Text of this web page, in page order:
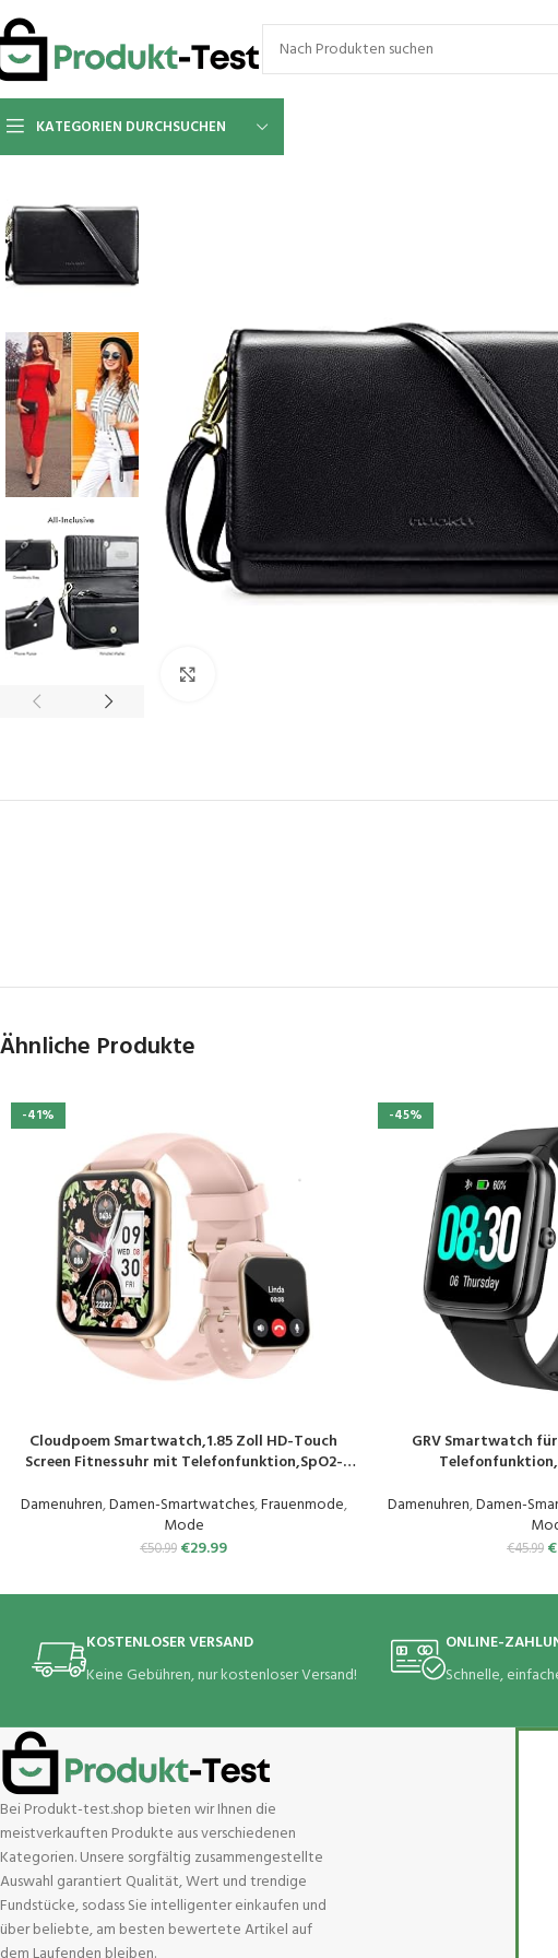
KATEGORIEN DURCHSUCHEN
Ähnliche Produkte
-41%
PRODUKT KAUFEN
Cloudpoem Smartwatch,1.85 Zoll HD-Touch
Screen Fitnessuhr mit Telefonfunktion,SpO2-
Schrittzähler Uhr 100+ Trainingsmodi Sportuhr
für Damen Herren Android iOS Handy
Damenuhren,Damen-Smartwatches,Frauenmode,
Mode
€50.99 €29.99
-45%
PRODUKT KAUFEN
GRV Smartwatch
fmonitor,Multi
Damenuhren,Damen-
€45.99 €
KOSTENLOSER VERSAND
Keine Gebühren, nur kostenloser Versand!
ONLINE-
Schnelle,
Bei Produkt-test.shop bieten wir Ihnen die
meistverkauften Produkte aus verschiedenen
Kategorien. Unsere sorgfältig zusammengestellte
Auswahl garantiert Qualität, Wert und trendige
Fundstücke, sodass Sie intelligenter einkaufen und
über beliebte, am besten bewertete Artikel auf